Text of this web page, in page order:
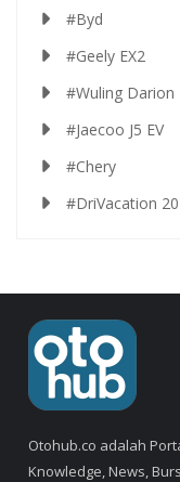
#Byd
#Geely EX2
#Wuling Darion
#Jaecoo J5 EV
#Chery
#DriVacation
Otohub.co adalah
Knowledge, News,